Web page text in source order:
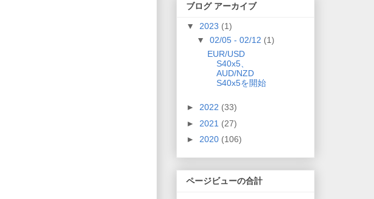
ブログ アーカイブ
▼ 2023 (1)
▼ 02/05 - 02/12 (1)
EUR/USD
S40x5、
AUD/NZD
S40x5を開始
► 2022 (33)
► 2021 (27)
► 2020 (106)
ページビューの合計